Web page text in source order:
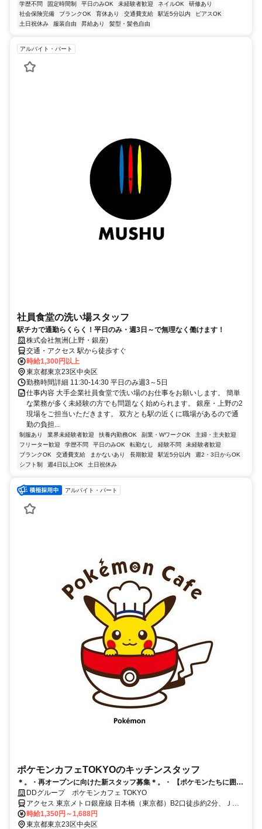
学歴不問
固定時間制 平日のみOK 未経験者歓迎 ネイルOK
研修あり
社会保険完備
ブランクOK 育休あり 交通費支給 駅近5分以内
ピアスOK
土日祝休み
服装自由 昇給あり 髪型・髪色自由
アルバイト・パート
社員食堂の洗い場スタッフ
駅チカで通勤らくらく！平日のみ・週3日～で無理なく働けます！
株式会社無洲(上野・銀座)
交通・アクセス 駅から徒歩すぐ
時給1,300円以上
東京都東京23区中央区
勤務時間詳細 11:30-14:30 平日のみ週3～5日
仕事内容 大手企業社員食堂で洗い場のお仕事をお願いします。 簡単
な業務が多く未経験の方でも問題なく始められます。 銀座・上野の2
現場をご担当いただきます。 双方とも駅の近くに職場があるので通
勤の負担...
制服あり 業界未経験者歓迎 扶養内勤務OK 副業・WワークOK
主婦・主夫歓迎
フリーター歓迎
学歴不問 平日のみOK 転勤なし 経験不問
未経験者歓迎
ブランクOK
交通費支給 まかないあり 長期歓迎 駅近5分以内
週2・3日からOK
シフト制
週4日以上OK 土日祝休み
アルバイト・パート
ポケモンカフェTOKYOのキッチンスタッフ
＊。・再オープンに向けた新スタッフ募集＊。・ 【ポケモンたちに囲ま
れたエンタメカフェ】 *。・ 最高の”ポケモン体験”を届けよう*。・
DDグループ ポケモンカフェ TOKYO
アクセス 東京メトロ銀座線 日本橋（東京都）B2口徒歩約2分、ＪＲ
京浜東北線 東京八重洲北口徒歩約7分、東京メトロ日比谷線 人形町
A6口徒歩約16分 ■JR「東京駅」徒歩5分●東京メトロ 銀座線・東西線
時給1,350円～1,688円
東京都東京23区中央区